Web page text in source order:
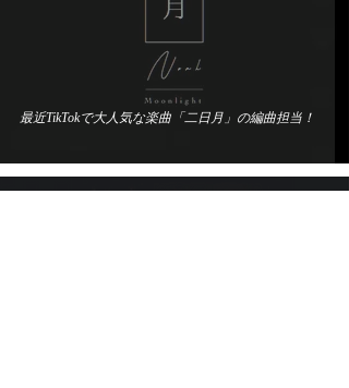
最近TikTokで大人気な楽曲「二日月」の編曲担当！